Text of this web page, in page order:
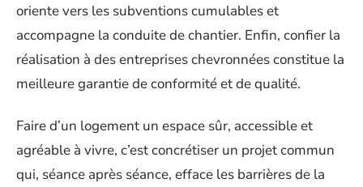
oriente vers les subventions cumulables et
accompagne la conduite de chantier. Enfin, confier la
réalisation à des entreprises chevronnées constitue la
meilleure garantie de conformité et de qualité.
Faire d’un logement un espace sûr, accessible et
agréable à vivre, c’est concrétiser un projet commun
qui, séance après séance, efface les barrières de la